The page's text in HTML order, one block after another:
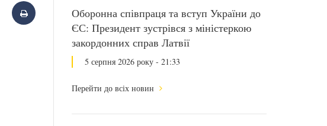
Оборонна співпраця та вступ України до
ЄС: Президент зустрівся з міністеркою
закордонних справ Латвії
5 серпня 2026 року - 21:33
Перейти до всіх новин